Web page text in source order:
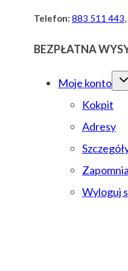
PrzejdźTelefon: 883 511 443,
BEZPŁATNA
Moje konto
Kokpit
Adresy
Wyloguj